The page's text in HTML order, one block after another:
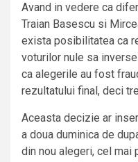
Avand in vedere ca
Traian Basescu si
exista posibilitatea ca
voturilor nule sa
ca alegerile au fost
rezultatului final, deci
Aceasta decizie ar
a doua duminica de
din nou alegeri, cel mai